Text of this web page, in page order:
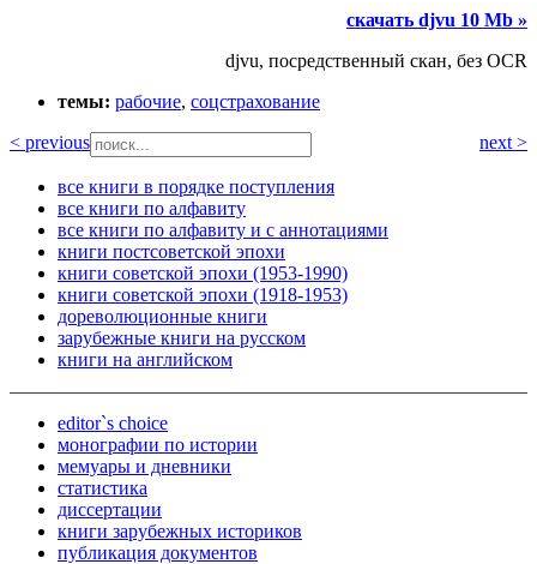
скачать djvu 10 Mb »
djvu, посредственный скан, без OCR
темы: рабочие, соцстрахование
< previous
next >
все книги в порядке поступления
все книги по алфавиту
все книги по алфавиту и с аннотациями
книги постсоветской эпохи
книги советской эпохи (1953-1990)
книги советской эпохи (1918-1953)
дореволюционные книги
зарубежные книги на русском
книги на английском
editor`s choice
монографии по истории
мемуары и дневники
статистика
диссертации
книги зарубежных историков
публикация документов